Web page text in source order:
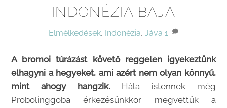
INDONÉZIA BAJA
Elmélkedések, Indonézia, Jáva 1
A bromoi túrázást követő reggelen igyekeztünk
elhagyni a hegyeket, ami azért nem olyan könnyű,
mint ahogy hangzik. Hála istennek még
Probolinggoba érkezésünkkor megvettük a